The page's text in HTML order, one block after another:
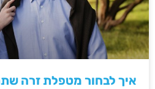
איך לבחור מטפלת זרה